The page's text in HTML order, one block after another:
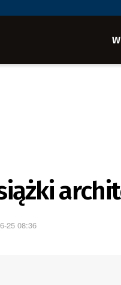
25 08:36